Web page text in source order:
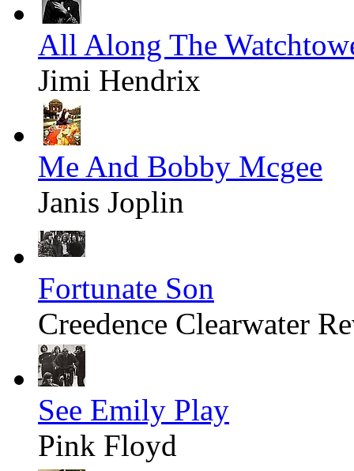
All Along The
Jimi Hendrix
Me And Bobby Mcgee
Janis Joplin
Fortunate Son
Creedence Clearwater
See Emily Play
Pink Floyd